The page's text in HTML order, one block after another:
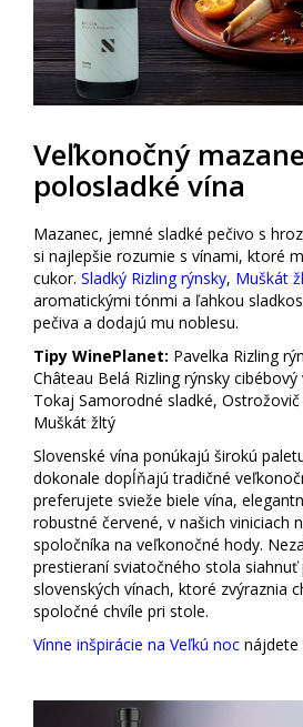
Veľkonočný
polosladké vína
Mazanec, jemné sladké pečivo s
si najlepšie rozumie s vínami, ktoré
cukor. Sladký Rizling rýnsky, Muškát
aromatickými tónmi a ľahkou
pečiva a dodajú mu noblesu.
Tipy WinePlanet: Pavelka Rizling
Château Belá Rizling rýnsky
Tokaj Samorodné sladké, Ostrožovič
Muškát žltý
Slovenské vína ponúkajú širokú
dokonale dopĺňajú tradičné
preferujete svieže biele vína,
robustné červené, v našich viniciach
spoločníka na veľkonočné hody.
prestieraní sviatočného stola siahnuť
slovenských vínach, ktoré zvýraznia
spoločné chvíle pri stole.
Vínne inšpirácie na Veľkú noc nájdete